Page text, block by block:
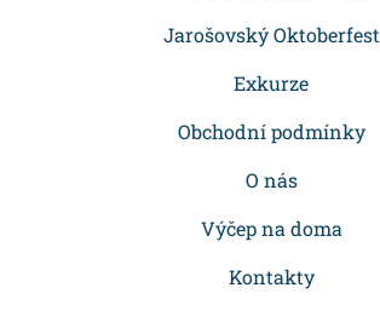
Jarošovský Oktoberfest
Exkurze
Obchodní podmínky
O nás
Výčep na doma
Kontakty